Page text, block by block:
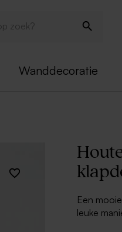
Wanddecoratie
Een
leuke